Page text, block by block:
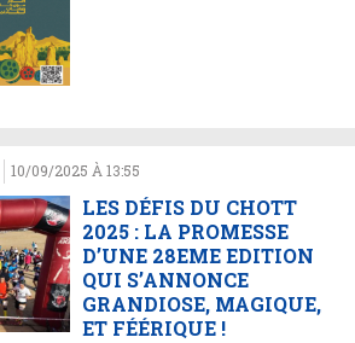
10/09/2025 À 13:55
LES DÉFIS DU CHOTT
2025 : LA PROMESSE
D’UNE 28EME EDITION
QUI S’ANNONCE
GRANDIOSE, MAGIQUE,
ET FÉÉRIQUE !